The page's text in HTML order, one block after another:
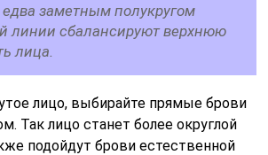
заметным полукругом
линии сбалансируют верхнюю
лица.
лицо, выбирайте прямые брови
Так лицо станет более округлой
подойдут брови естественной